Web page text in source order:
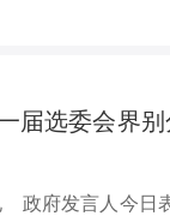
届选委会界
政府发言人今日